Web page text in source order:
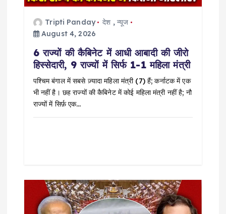
Tripti Panday देश , न्यूज
August 4, 2026
6 राज्यों की कैबिनेट में आधी आबादी की जीरो
हिस्सेदारी, 9 राज्यों में सिर्फ 1-1 महिला मंत्री
पश्चिम बंगाल में सबसे ज़्यादा महिला मंत्री (7) हैं; कर्नाटक में एक
भी नहीं है। छह राज्यों की कैबिनेट में कोई महिला मंत्री नहीं है; नौ
राज्यों में सिर्फ़ एक…